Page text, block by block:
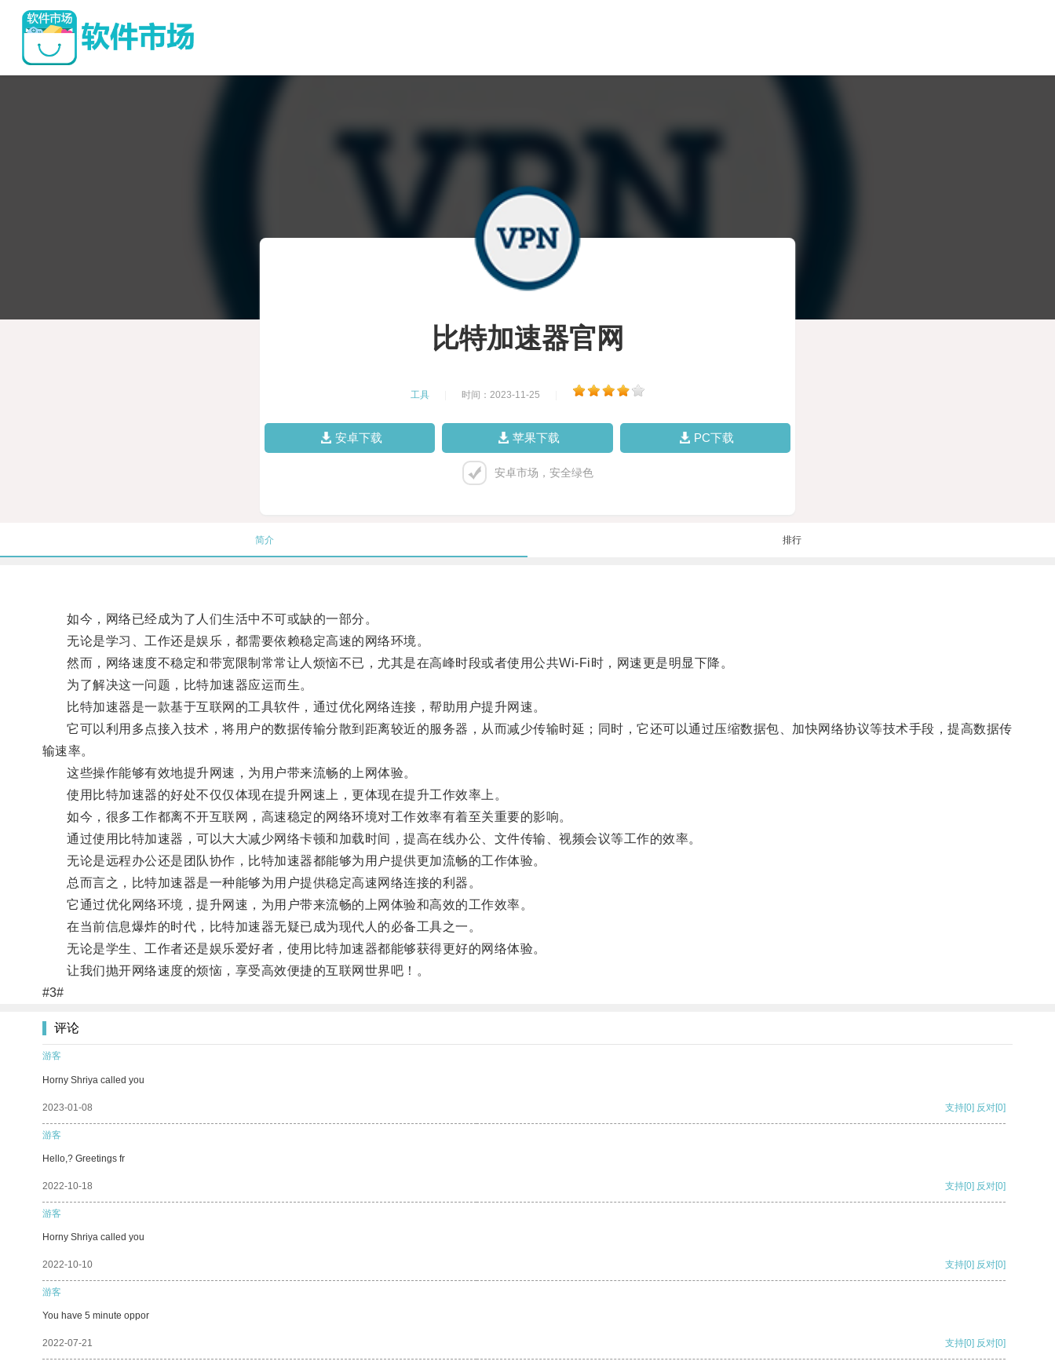
比特加速器官网
工具 时间：2023-11-25
安卓下载 苹果下载 PC下载
安卓市场，安全绿色
简介 排行
如今，网络已经成为了人们生活中不可或缺的一部分。
无论是学习、工作还是娱乐，都需要依赖稳定高速的网络环境。
然而，网络速度不稳定和带宽限制常常让人烦恼不已，尤其是在高峰时段或者使用公共Wi-Fi时，网速更是明显下降。
为了解决这一问题，比特加速器应运而生。
比特加速器是一款基于互联网的工具软件，通过优化网络连接，帮助用户提升网速。
它可以利用多点接入技术，将用户的数据传输分散到距离较近的服务器，从而减少传输时延；同时，它还可以通过压缩数据包、加快网络协议等技术手段，提高数据传
输速率。
这些操作能够有效地提升网速，为用户带来流畅的上网体验。
使用比特加速器的好处不仅仅体现在提升网速上，更体现在提升工作效率上。
如今，很多工作都离不开互联网，高速稳定的网络环境对工作效率有着至关重要的影响。
通过使用比特加速器，可以大大减少网络卡顿和加载时间，提高在线办公、文件传输、视频会议等工作的效率。
无论是远程办公还是团队协作，比特加速器都能够为用户提供更加流畅的工作体验。
总而言之，比特加速器是一种能够为用户提供稳定高速网络连接的利器。
它通过优化网络环境，提升网速，为用户带来流畅的上网体验和高效的工作效率。
在当前信息爆炸的时代，比特加速器无疑已成为现代人的必备工具之一。
无论是学生、工作者还是娱乐爱好者，使用比特加速器都能够获得更好的网络体验。
让我们抛开网络速度的烦恼，享受高效便捷的互联网世界吧！。
#3#
评论
游客
Horny Shriya called you
2023-01-08 支持[0] 反对[0]
游客
Hello,? Greetings fr
2022-10-18 支持[0] 反对[0]
游客
Horny Shriya called you
2022-10-10 支持[0] 反对[0]
游客
You have 5 minute oppor
2022-07-21 支持[0] 反对[0]